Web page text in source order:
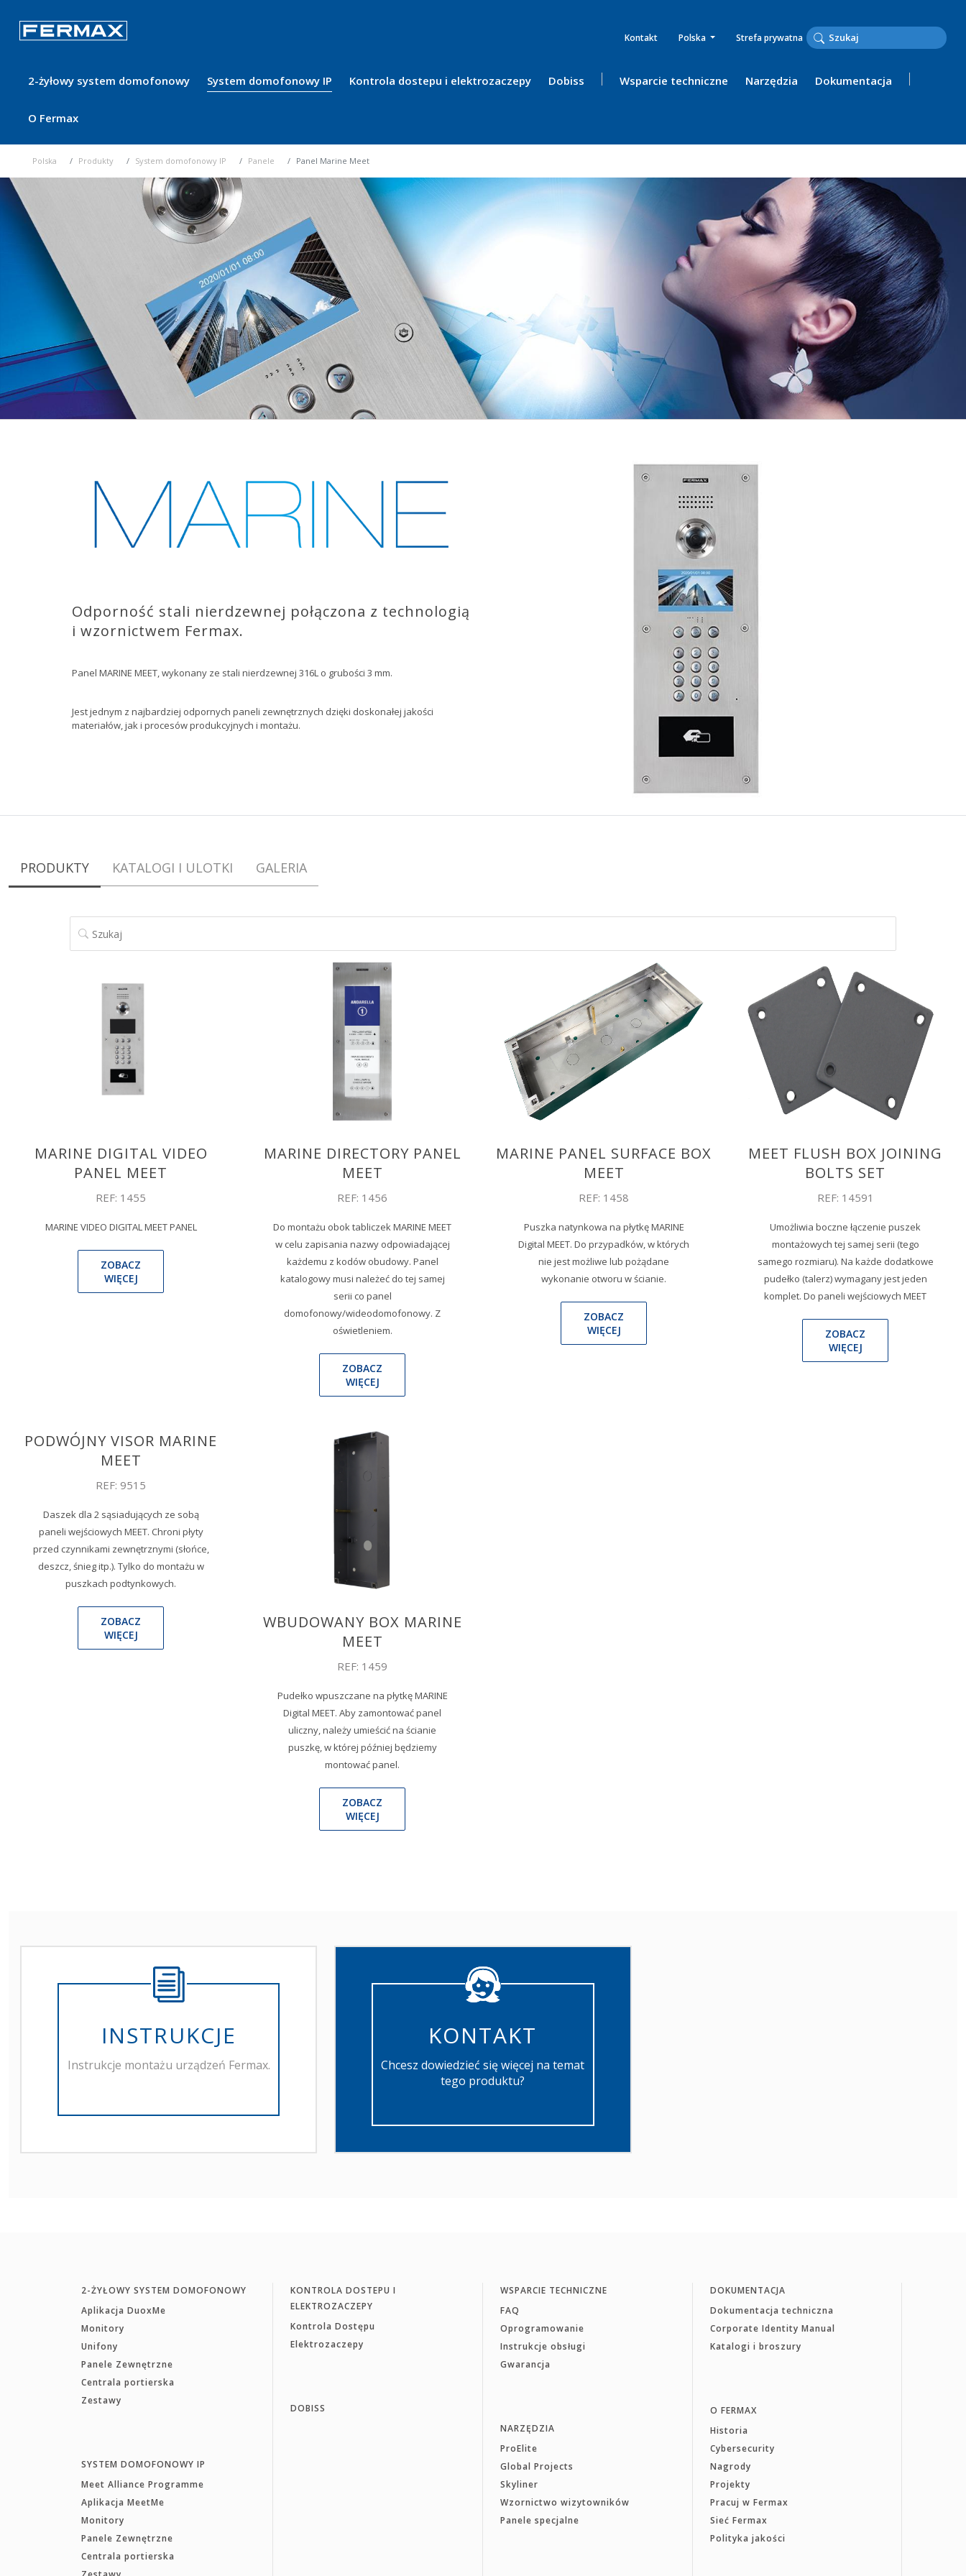
Kontakt Polska Strefa prywatna
2-żyłowy system domofonowy System domofonowy IP Kontrola dostepu i elektrozaczepy Dobiss Wsparcie techniczne Narzędzia Dokumentacja
O Fermax
Polska Produkty System domofonowy IP Panele Panel Marine Meet
Odporność stali nierdzewnej połączona z technologią
i wzornictwem Fermax.
Panel MARINE MEET, wykonany ze stali nierdzewnej 316L o grubości 3 mm.
Jest jednym z najbardziej odpornych paneli zewnętrznych dzięki doskonałej jakości
materiałów, jak i procesów produkcyjnych i montażu.
PRODUKTY KATALOGI I ULOTKI GALERIA
SZUKAJ
MARINE DIGITAL VIDEO
PANEL MEET
REF: 1455
MARINE VIDEO DIGITAL MEET PANEL
ZOBACZ
WIĘCEJ
MARINE DIRECTORY PANEL
MEET
REF: 1456
Do montażu obok tabliczek MARINE MEET
w celu zapisania nazwy odpowiadającej
każdemu z kodów obudowy. Panel
katalogowy musi należeć do tej samej
serii co panel
domofonowy/wideodomofonowy. Z
oświetleniem.
ZOBACZ
WIĘCEJ
MARINE PANEL SURFACE BOX
MEET
REF: 1458
Puszka natynkowa na płytkę MARINE
Digital MEET. Do przypadków, w których
nie jest możliwe lub pożądane
wykonanie otworu w ścianie.
ZOBACZ
WIĘCEJ
MEET FLUSH BOX JOINING
BOLTS SET
REF: 14591
Umożliwia boczne łączenie puszek
montażowych tej samej serii (tego
samego rozmiaru). Na każde dodatkowe
pudełko (talerz) wymagany jest jeden
komplet. Do paneli wejściowych MEET
ZOBACZ
WIĘCEJ
PODWÓJNY VISOR MARINE
MEET
REF: 9515
Daszek dla 2 sąsiadujących ze sobą
paneli wejściowych MEET. Chroni płyty
przed czynnikami zewnętrznymi (słońce,
deszcz, śnieg itp.). Tylko do montażu w
puszkach podtynkowych.
ZOBACZ
WIĘCEJ
WBUDOWANY BOX MARINE
MEET
REF: 1459
Pudełko wpuszczane na płytkę MARINE
Digital MEET. Aby zamontować panel
uliczny, należy umieścić na ścianie
puszkę, w której później będziemy
montować panel.
ZOBACZ
WIĘCEJ
INSTRUKCJE
Instrukcje montażu urządzeń Fermax.
KONTAKT
Chcesz dowiedzieć się więcej na temat
tego produktu?
2-ŻYŁOWY SYSTEM DOMOFONOWY
Aplikacja DuoxMe
Monitory
Unifony
Panele Zewnętrzne
Centrala portierska
Zestawy
SYSTEM DOMOFONOWY IP
Meet Alliance Programme
Aplikacja MeetMe
Monitory
Panele Zewnętrzne
Centrala portierska
KONTROLA DOSTEPU I
ELEKTROZACZEPY
Kontrola Dostępu
Elektrozaczepy
DOBISS
WSPARCIE TECHNICZNE
FAQ
Oprogramowanie
Instrukcje obsługi
Gwarancja
NARZĘDZIA
ProElite
Global Projects
Skyliner
Wzornictwo wizytowników
Panele specjalne
DOKUMENTACJA
Dokumentacja techniczna
Corporate Identity Manual
Katalogi i broszury
O FERMAX
Historia
Cybersecurity
Nagrody
Projekty
Pracuj w Fermax
Sieć Fermax
Polityka jakości